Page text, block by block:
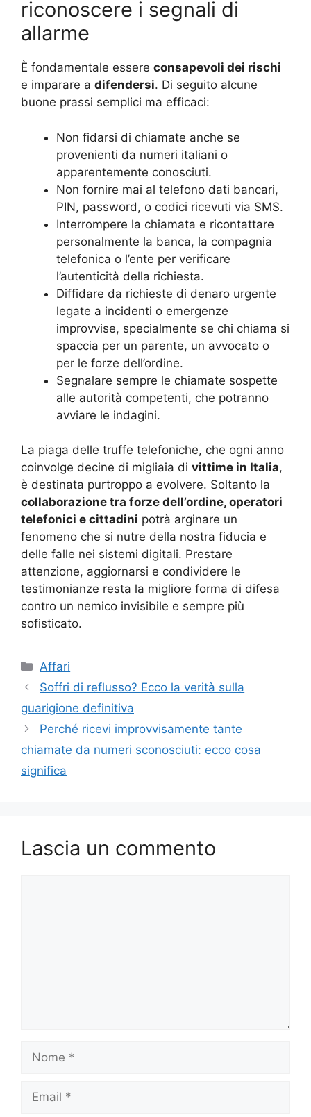
riconoscere i segnali di
allarme
È fondamentale essere consapevoli dei rischi
e imparare a difendersi. Di seguito alcune
buone prassi semplici ma efficaci:
Non fidarsi di chiamate anche se
provenienti da numeri italiani o
apparentemente conosciuti.
Non fornire mai al telefono dati bancari,
PIN, password, o codici ricevuti via SMS.
Interrompere la chiamata e ricontattare
personalmente la banca, la compagnia
telefonica o l’ente per verificare
l’autenticità della richiesta.
Diffidare da richieste di denaro urgente
legate a incidenti o emergenze
improvvise, specialmente se chi chiama si
spaccia per un parente, un avvocato o
per le forze dell’ordine.
Segnalare sempre le chiamate sospette
alle autorità competenti, che potranno
avviare le indagini.
La piaga delle truffe telefoniche, che ogni anno
coinvolge decine di migliaia di vittime in Italia,
è destinata purtroppo a evolvere. Soltanto la
collaborazione tra forze dell’ordine, operatori
telefonici e cittadini potrà arginare un
fenomeno che si nutre della nostra fiducia e
delle falle nei sistemi digitali. Prestare
attenzione, aggiornarsi e condividere le
testimonianze resta la migliore forma di difesa
contro un nemico invisibile e sempre più
sofisticato.
Categorie
Affari
Soffri di reflusso? Ecco la verità sulla
guarigione definitiva
Perché ricevi improvvisamente tante
chiamate da numeri sconosciuti: ecco cosa
significa
Lascia un commento
Nome
Email